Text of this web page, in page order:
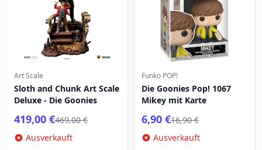
Art Scale
Sloth and Chunk Art Scale
Deluxe - Die Goonies
419,00 €469,00 €
Ausverkauft
Funko POP!
Die Goonies Pop! 1067
Mikey mit Karte
6,90 €16,90 €
Ausverkauft